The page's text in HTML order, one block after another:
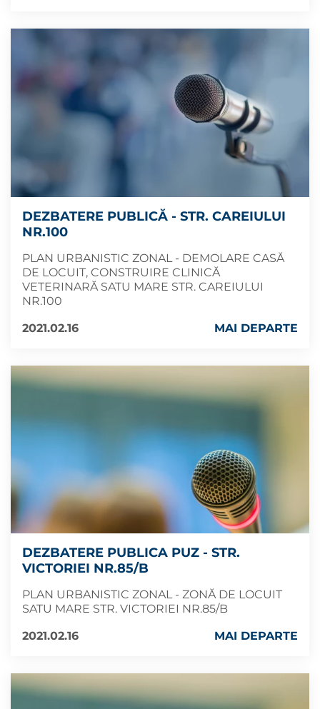
DEZBATERE PUBLICĂ - STR. CAREIULUI
NR.100
PLAN URBANISTIC ZONAL - DEMOLARE CASĂ
DE LOCUIT, CONSTRUIRE CLINICĂ
VETERINARĂ SATU MARE STR. CAREIULUI
NR.100
2021.02.16
MAI DEPARTE
DEZBATERE PUBLICA PUZ - STR.
VICTORIEI NR.85/B
PLAN URBANISTIC ZONAL - ZONĂ DE LOCUIT
SATU MARE STR. VICTORIEI NR.85/B
2021.02.16
MAI DEPARTE